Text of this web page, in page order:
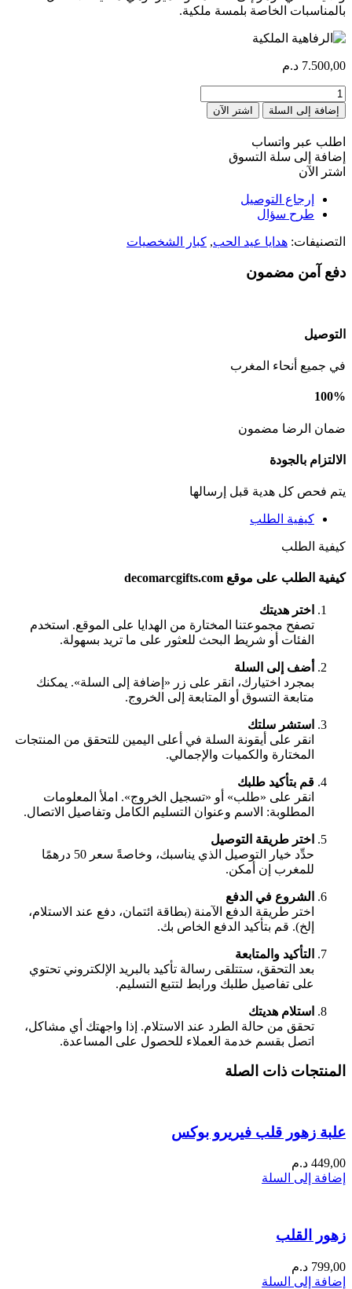
بالمناسبات الخاصة بلمسة ملكية.
7.500,00 د.م
كمية
Opulence
Royale
إضافة إلى السلة اشتر الآن
اطلب عبر واتساب
إضافة إلى سلة التسوق
اشتر الآن
إرجاع التوصيل
طرح سؤال
التصنيفات: هدايا عيد الحب, كبار الشخصيات
دفع آمن مضمون
التوصيل
في جميع أنحاء المغرب
100%
ضمان الرضا مضمون
الالتزام بالجودة
يتم فحص كل هدية قبل إرسالها
كيفية الطلب
كيفية الطلب
كيفية الطلب على موقع decomarcgifts.com
اختر هديتك
تصفح مجموعتنا المختارة من الهدايا على الموقع. استخدم
الفئات أو شريط البحث للعثور على ما تريد بسهولة.
أضف إلى السلة
بمجرد اختيارك، انقر على زر «إضافة إلى السلة». يمكنك
متابعة التسوق أو المتابعة إلى الخروج.
استشر سلتك
انقر على أيقونة السلة في أعلى اليمين للتحقق من المنتجات
المختارة والكميات والإجمالي.
قم بتأكيد طلبك
انقر على «طلب» أو «تسجيل الخروج». املأ المعلومات
المطلوبة: الاسم وعنوان التسليم الكامل وتفاصيل الاتصال.
اختر طريقة التوصيل
حدِّد خيار التوصيل الذي يناسبك، وخاصةً سعر 50 درهمًا
للمغرب إن أمكن.
الشروع في الدفع
اختر طريقة الدفع الآمنة (بطاقة ائتمان، دفع عند الاستلام،
إلخ). قم بتأكيد الدفع الخاص بك.
التأكيد والمتابعة
بعد التحقق، ستتلقى رسالة تأكيد بالبريد الإلكتروني تحتوي
على تفاصيل طلبك ورابط لتتبع التسليم.
استلام هديتك
تحقق من حالة الطرد عند الاستلام. إذا واجهتك أي مشاكل،
اتصل بقسم خدمة العملاء للحصول على المساعدة.
المنتجات ذات الصلة
علبة زهور قلب فيريرو بوكس
449,00 د.م
إضافة إلى السلة
زهور القلب
799,00 د.م
إضافة إلى السلة